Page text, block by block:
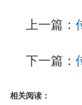
上一篇：
下一篇：
相关阅读：